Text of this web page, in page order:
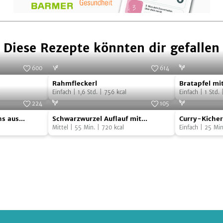
Diese Rezepte könnten dir gefallen
600
Rahmfleckerl
614
Rahmfleckerl
Einfach|1,6 Std.|756kcal
Bratapfel
mit
Mandel-
Rosinen-
Füllung
und
Bratapfel
Füllung und
Einfach|1 Std.
224
aus
Schwarzwurzel
Auflauf
mit
105
Schwarzwurzel Auflauf mit
Walnüssen
Mittel 55 Min. 720kcal
Curry-
Snack
Curry-
Einfach 25